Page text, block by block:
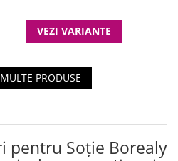
VEZI VARIANTE
PRODUSE
pentru Soție Borealy